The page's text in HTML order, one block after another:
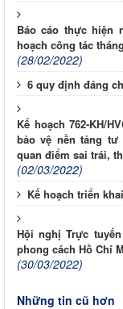
Báo cáo thực hiện
hoạch công tác
(28/02/2022)
6 quy định đáng
Kế hoạch 762-KH/
bảo vệ nền tảng tư
quan điểm sai trái,
(02/03/2022)
Kế hoạch triển
Hội nghị Trực
phong cách Hồ Chí
(30/03/2022)
Những tin cũ hơn